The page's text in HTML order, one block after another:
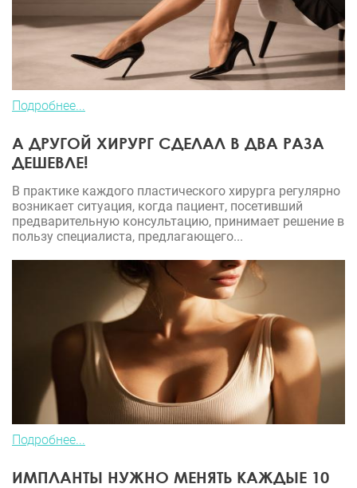
Подробнее...
А ДРУГОЙ ХИРУРГ СДЕЛАЛ В ДВА РАЗА
ДЕШЕВЛЕ!
В практике каждого пластического хирурга регулярно
возникает ситуация, когда пациент, посетивший
предварительную консультацию, принимает решение в
пользу специалиста, предлагающего...
Подробнее...
ИМПЛАНТЫ НУЖНО МЕНЯТЬ КАЖДЫЕ 10